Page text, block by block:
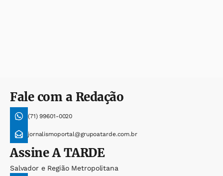
Fale com a Redação
(71) 99601-0020
jornalismoportal@grupoatarde.com.br
AssineA TARDE
Salvador e Região Metropolitana